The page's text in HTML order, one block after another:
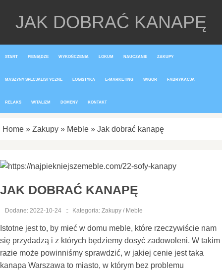
JAK DOBRAĆ KANAPĘ
START PIENIĄDZE WYKOŃCZENIA LOKUM NAUCZANIE ZAKUPY
MASZYNY SPECJALISTYCZNE LOGISTYKA E-MARKETING WIGOR FABRYKACJA
RELAKS WITALIZM DOMENY KONTAKT
Home » Zakupy » Meble » Jak dobrać kanapę
JAK DOBRAĆ KANAPĘ
Dodane: 2022-10-24 :: Kategoria: Zakupy / Meble
Istotne jest to, by mieć w domu meble, które rzeczywiście nam
się przydadzą i z których będziemy dosyć zadowoleni. W takim
razie może powinniśmy sprawdzić, w jakiej cenie jest taka
kanapa Warszawa to miasto, w którym bez problemu